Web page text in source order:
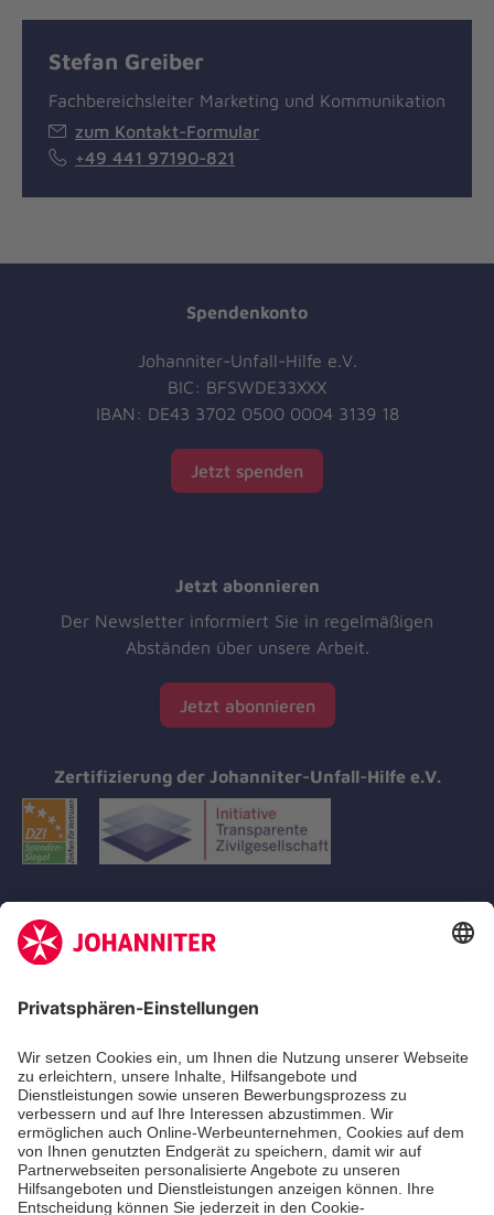
Stefan Greiber
Fachbereichsleiter Marketing und Kommunikation
zum Kontakt-Formular
+49 441 97190-821
Spendenkonto
Johanniter-Unfall-Hilfe e.V.
BIC: BFSWDE33XXX
IBAN: DE43 3702 0500 0004 3139 18
Jetzt spenden
Jetzt abonnieren
Der Newsletter informiert Sie in regelmäßigen
Abständen über unsere Arbeit.
Jetzt abonnieren
Zertifizierung der Johanniter-Unfall-Hilfe e.V.
Erste-Hilfe-Kurse
Jobs
Ehrenamt
Freiwilligendienst